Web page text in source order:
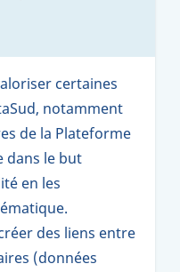
certaines
notamment
de la Plateforme
dans le but
en les
des liens entre
(données